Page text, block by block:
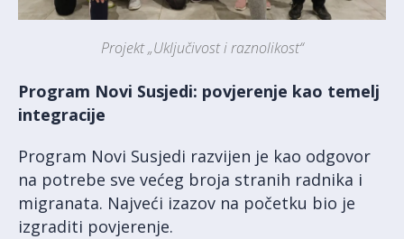
Projekt „Uključivost i raznolikost“
Program Novi Susjedi: povjerenje kao temelj
integracije
Program Novi Susjedi razvijen je kao odgovor
na potrebe sve većeg broja stranih radnika i
migranata. Najveći izazov na početku bio je
izgraditi povjerenje.